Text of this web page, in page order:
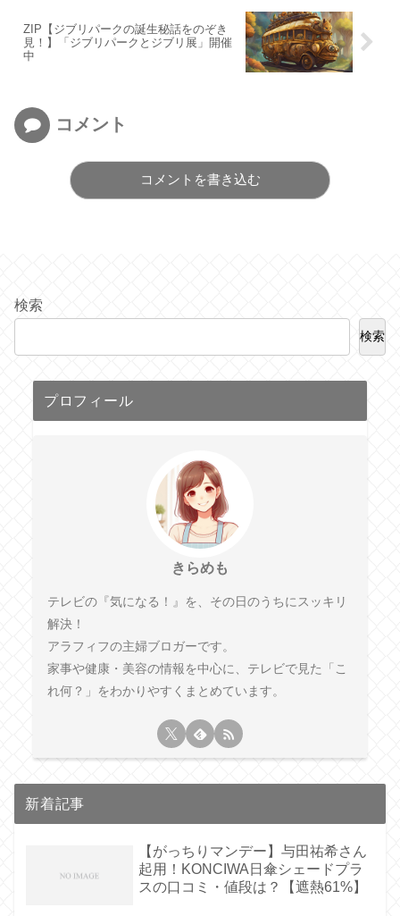
ZIP【ジブリパークの誕生秘話をのぞき
見！】「ジブリパークとジブリ展」開催
中
コメント
コメントを書き込む
検索
検索
プロフィール
きらめも
テレビの『気になる！』を、その日のうちにスッキリ
解決！
アラフィフの主婦ブロガーです。
家事や健康・美容の情報を中心に、テレビで見た「こ
れ何？」をわかりやすくまとめています。
新着記事
【がっちりマンデー】与田祐希さん
起用！KONCIWA日傘シェードプラ
スの口コミ・値段は？【遮熱61%】